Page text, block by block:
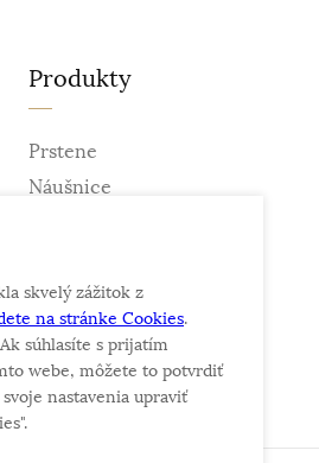
Produkty
Prstene
Náušnice
Náramky
Náhrdelníky
Obrúčky
skvelý zážitok z
na stránke Cookies.
súhlasíte s prijatím
webe, môžete to potvrdiť
nastavenia upraviť